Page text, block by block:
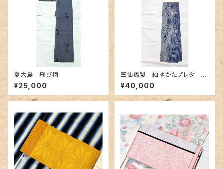
夏大島 飛び柄
¥25,000
竺仙鑑製 紬ゆかたプレタ 縞
と流水と菖蒲
¥40,000